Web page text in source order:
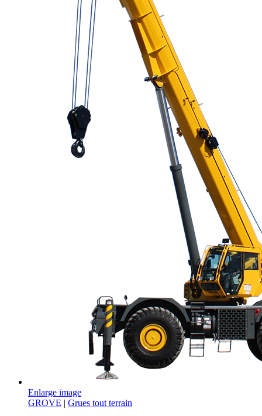
Enlarge image
GROVE | Grues tout terrain